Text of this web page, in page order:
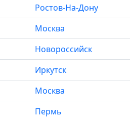
Ростов-На-Дону
Москва
Новороссийск
Иркутск
Москва
Пермь